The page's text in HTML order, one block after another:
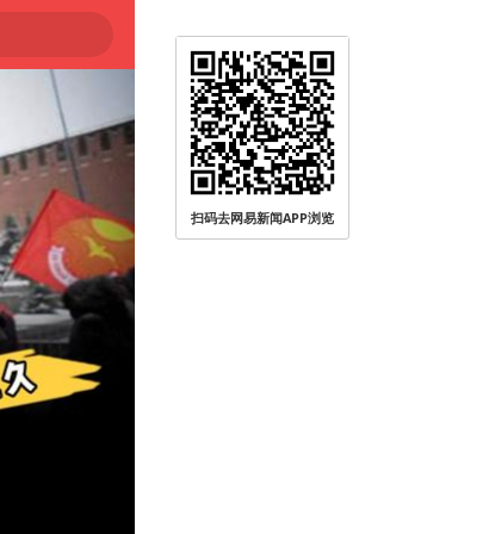
扫码去网易新闻APP浏览